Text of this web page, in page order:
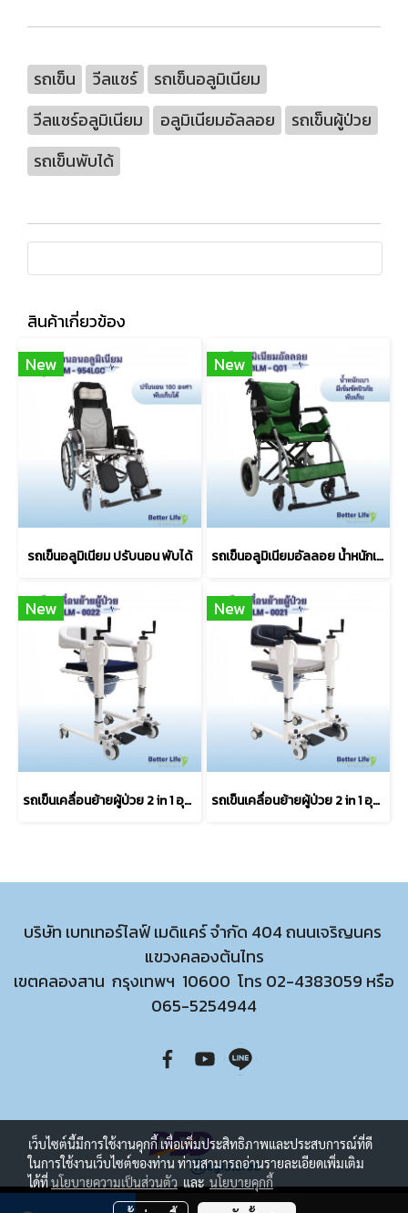
รถเข็น วีลแชร์
รถเข็นอลูมิเนียม
วีลแชร์อลูมิเนียม
อลูมิเนียมอัลลอย
รถเข็นผู้ป่วย
รถเข็นพับได้
สินค้าเกี่ยวข้อง
New
รถเข็นอลูมิเนียม ปรับนอน พับได้
New
รถเข็นอลูมิเนียมอัลลอย น้ำหนักเบา พับได้
New
รถเข็นเคลื่อนย้ายผู้ป่วย 2 in 1 อุปกรณ์เคลื่อนย้ายผู้ป่วยติดเตียง รถเข็นสำหรับผู้ป่วยติดเตียง
New
รถเข็นเคลื่อนย้ายผู้ป่วย 2 in 1 อุปกรณ์เคลื่อนย้ายผู้ป่วยติดเตียง รถเข็นสำหรับผู้ป่วยติดเตียง
บริษัท เบทเทอร์ไลฟ์ เมดิแคร์ จำกัด 404 ถนนเจริญนคร
แขวงคลองต้นไทร
เขตคลองสาน กรุงเทพฯ 10600 โทร 02-4383059 หรือ
065-5254944
ผู้เข้าชมวันนี้ 175
เว็บไซต์นี้มีการใช้งานคุกกี้ เพื่อเพิ่มประสิทธิภาพและประสบการณ์ที่ดี
ในการใช้งานเว็บไซต์ของท่าน ท่านสามารถอ่านรายละเอียดเพิ่มเติม
ได้ที่นโยบายความเป็นส่วนตัว และ นโยบายคุกกี้